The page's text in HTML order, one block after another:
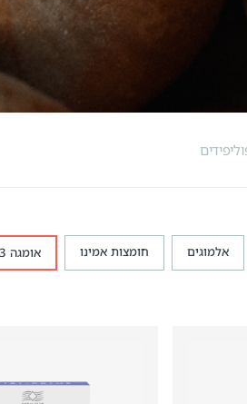
אלמוגים חומצות אמינו אומגה 3 ופוספוליפידים